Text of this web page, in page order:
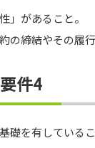
」があること。
の締結やその履
件4
礎を有しているこ